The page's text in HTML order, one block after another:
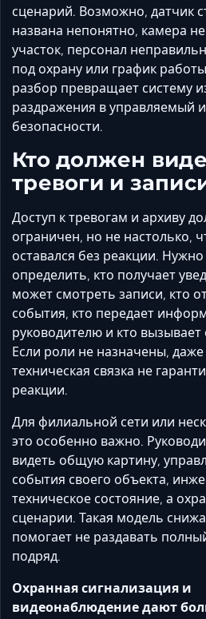
сценарий. Возможно, датчик
названа непонятно, камера
участок, персонал
под охрану или график
разбор превращает систему
раздражения в управляемый
безопасности.
Кто должен
тревоги и
Доступ к тревогам и архиву
ограничен, но не настолько,
оставался без реакции.
определить, кто получает
может смотреть записи, кто
события, кто передает
руководителю и кто
Если роли не назначены,
техническая связка не
реакции.
Для филиальной сети или
это особенно важно.
видеть общую картину,
события своего объекта,
техническое состояние, а
сценарии. Такая модель
помогает не раздавать
подряд.
Охранная сигнализация и
видеонаблюдение дают